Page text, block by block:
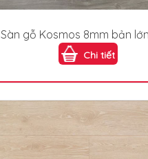
Sàn gỗ Kosmos 8mm bản
Chi tiết